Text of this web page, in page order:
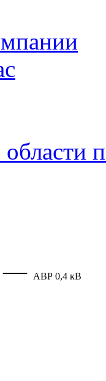
— АВР 0,4 кВ